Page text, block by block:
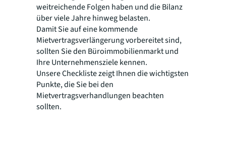
weitreichende Folgen haben und die Bilanz
über viele Jahre hinweg belasten.
Damit Sie auf eine kommende
Mietvertragsverlängerung vorbereitet sind,
sollten Sie den Büroimmobilienmarkt und
Ihre Unternehmensziele kennen.
Unsere Checkliste zeigt Ihnen die wichtigsten
Punkte, die Sie bei den
Mietvertragsverhandlungen beachten
sollten.